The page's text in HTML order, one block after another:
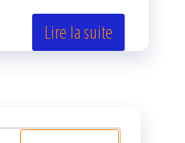
Lire la suite